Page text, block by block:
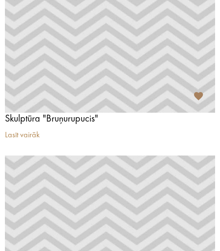
Skulptūra "Bruņurupucis"
Lasīt vairāk